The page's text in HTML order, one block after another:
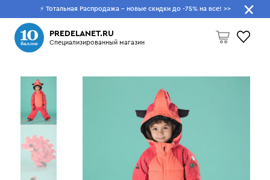
⚡ Тотальная Распродажа - новые скидки до -75% на все! >>
PREDELANET.RU
Специализированный магазин
Пусто
Что будем искать?